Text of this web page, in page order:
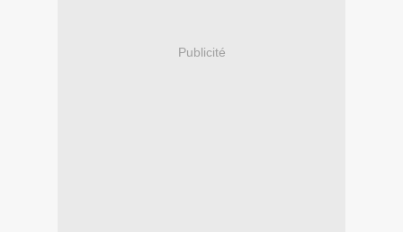
Publicité